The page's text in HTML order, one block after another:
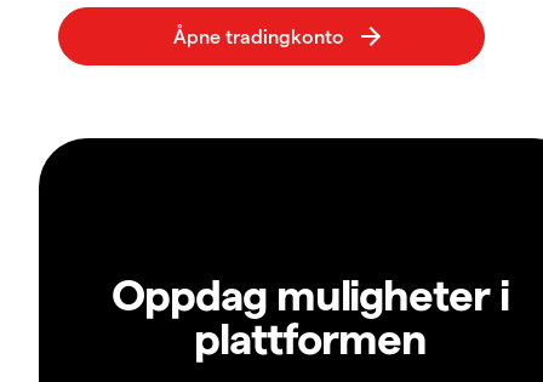
Oppdag muligheter i
plattformen